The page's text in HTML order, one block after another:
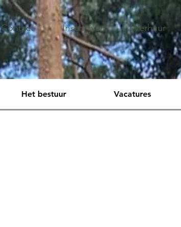
Contact Inschrijven Verhuur
Het bestuur Vacatures